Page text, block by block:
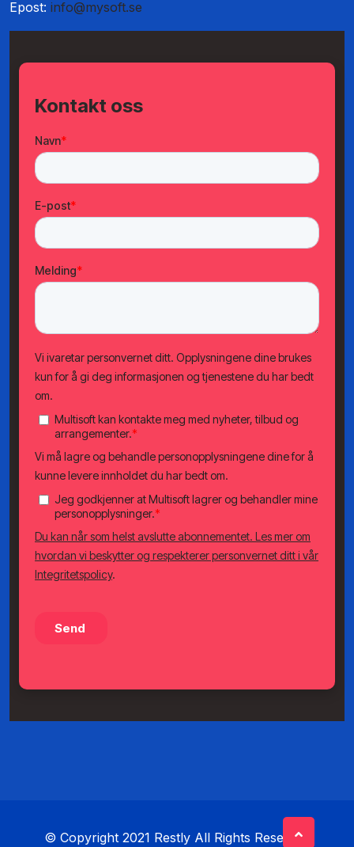
Epost: info@mysoft.se
© Copyright 2021 Restly All Rights Reserved